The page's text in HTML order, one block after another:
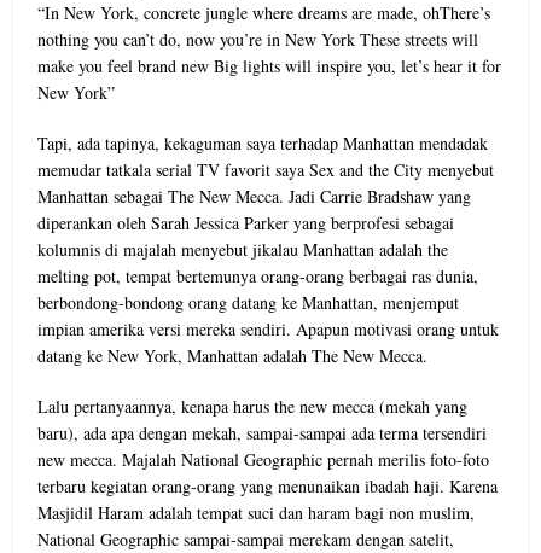
“In New York, concrete jungle where dreams are made, ohThere’s
nothing you can’t do, now you’re in New York These streets will
make you feel brand new Big lights will inspire you, let’s hear it for
New York”
Tapi, ada tapinya, kekaguman saya terhadap Manhattan mendadak
memudar tatkala serial TV favorit saya Sex and the City menyebut
Manhattan sebagai The New Mecca. Jadi Carrie Bradshaw yang
diperankan oleh Sarah Jessica Parker yang berprofesi sebagai
kolumnis di majalah menyebut jikalau Manhattan adalah the
melting pot, tempat bertemunya orang-orang berbagai ras dunia,
berbondong-bondong orang datang ke Manhattan, menjemput
impian amerika versi mereka sendiri. Apapun motivasi orang untuk
datang ke New York, Manhattan adalah The New Mecca.
Lalu pertanyaannya, kenapa harus the new mecca (mekah yang
baru), ada apa dengan mekah, sampai-sampai ada terma tersendiri
new mecca. Majalah National Geographic pernah merilis foto-foto
terbaru kegiatan orang-orang yang menunaikan ibadah haji. Karena
Masjidil Haram adalah tempat suci dan haram bagi non muslim,
National Geographic sampai-sampai merekam dengan satelit,